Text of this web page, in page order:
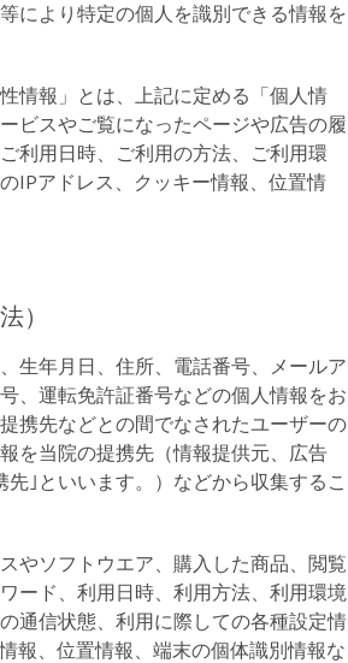
により特定の個人を識別できる情報を
情報」とは、上記に定める「個人情
ビスやご覧になったページや広告の履
利用日時、ご利用の方法、ご利用環
IPアドレス、クッキー情報、位置情
）
生年月日、住所、電話番号、メールア
、運転免許証番号などの個人情報をお
携先などとの間でなされたユーザーの
を当院の提携先（情報提供元、広告
｣といいます。）などから収集するこ
やソフトウエア、購入した商品、閲覧
ード、利用日時、利用方法、利用環境
通信状態、利用に際しての各種設定情
報、位置情報、端末の個体識別情報な